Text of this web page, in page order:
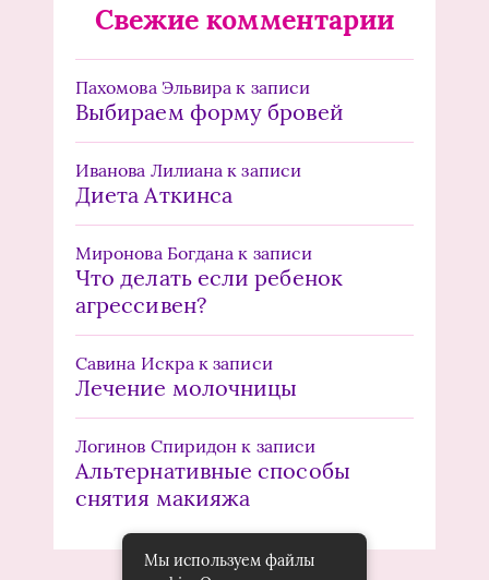
Свежие комментарии
Пахомова Эльвира к записи
Выбираем форму бровей
Иванова Лилиана к записи
Диета Аткинса
Миронова Богдана к записи
Что делать если ребенок
агрессивен?
Савина Искра к записи
Лечение молочницы
Логинов Спиридон к записи
Альтернативные способы
снятия макияжа
Мы используем файлы